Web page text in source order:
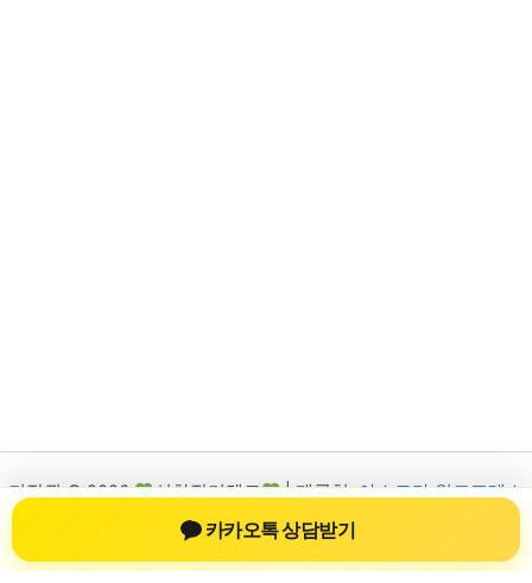
저작권 © 2026 신차장기렌트 | 제공처:
아스트라 워드프레스
테마
카카오톡 상담받기